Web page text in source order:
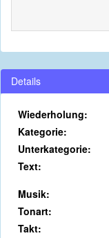
Details
Wiederholung:
Kategorie:
Unterkategorie:
Text:
Musik:
Tonart:
Takt: